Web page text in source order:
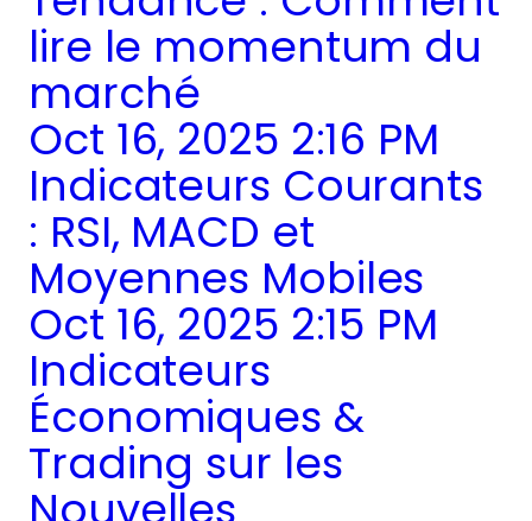
lire le momentum du
marché
Oct 16, 2025 2:16 PM
Indicateurs Courants
: RSI, MACD et
Moyennes Mobiles
Oct 16, 2025 2:15 PM
Indicateurs
Économiques &
Trading sur les